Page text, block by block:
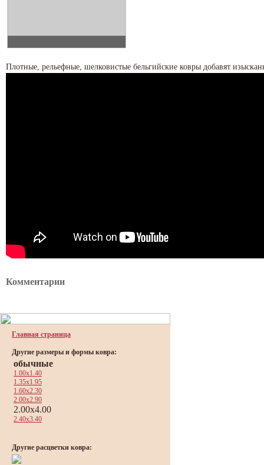
Плотные, рельефные, шелковистые бельгийские ковры добавят
Комментарии
Главная страница
Другие размеры и формы ковра:
обычные
1.00x1.40
1.35x1.95
1.60x2.30
2.00x2.90
2.00x4.00
2.40x3.40
Другие расцветки ковра: